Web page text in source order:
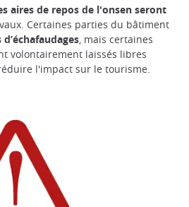
aires de repos de l'onsen seront
Certaines parties du bâtiment
, mais certaines
volontairement laissés libres
l'impact sur le tourisme.